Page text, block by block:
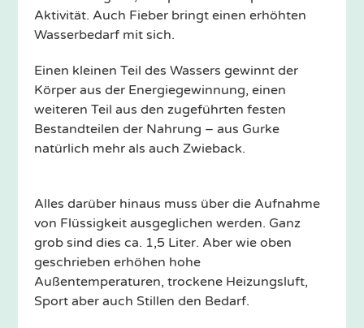
Aktivität. Auch Fieber bringt einen erhöhten
Wasserbedarf mit sich.
Einen kleinen Teil des Wassers gewinnt der
Körper aus der Energiegewinnung, einen
weiteren Teil aus den zugeführten festen
Bestandteilen der Nahrung – aus Gurke
natürlich mehr als auch Zwieback.
Alles darüber hinaus muss über die Aufnahme
von Flüssigkeit ausgeglichen werden. Ganz
grob sind dies ca. 1,5 Liter. Aber wie oben
geschrieben erhöhen hohe
Außentemperaturen, trockene Heizungsluft,
Sport aber auch Stillen den Bedarf.